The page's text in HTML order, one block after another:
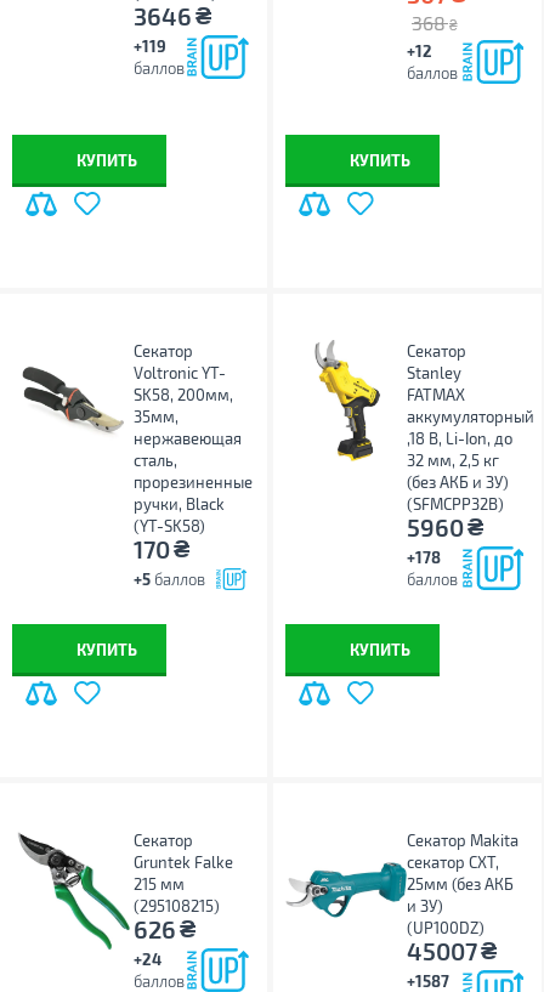
3646₴
+119
баллов
КУПИТЬ
368 ₴
+12
баллов
КУПИТЬ
Секатор
Voltronic YT-
SK58, 200мм,
35мм,
нержавеющая
сталь,
прорезиненные
ручки, Black
(YT-SK58)
170₴
+5 баллов
КУПИТЬ
Секатор
Stanley
FATMAX
аккумуляторный
,18 В, Li-Ion, до
32 мм, 2,5 кг
(без АКБ и ЗУ)
(SFMCPP32B)
5960₴
+178
баллов
КУПИТЬ
Секатор
Gruntek Falke
215 мм
(295108215)
626₴
+24
баллов
Секатор Makita
секатор CXT,
25мм (без АКБ
и ЗУ)
(UP100DZ)
45007₴
+1587